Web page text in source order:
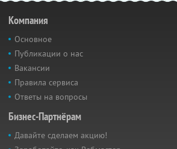
Компания
Основное
Публикации о нас
Вакансии
Правила сервиса
Ответы на вопросы
Бизнес-Партнёрам
Давайте сделаем акцию!